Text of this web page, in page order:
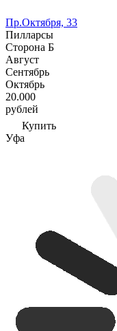
Пр.Октября, 33
Пилларсы
Сторона Б
Август
Сентябрь
Октябрь
20.000
рублей
Купить
Уфа